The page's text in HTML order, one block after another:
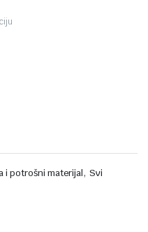
i potrošni materijal,Svi